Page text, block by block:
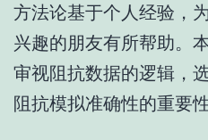
方法论基于个人经验，
兴趣的朋友有所帮助。
审视阻抗数据的逻辑，
阻抗模拟准确性的重要性